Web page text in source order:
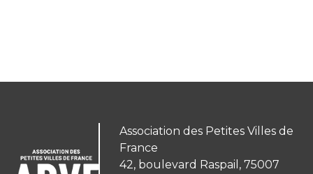
Association des Petites Villes de
France
42, boulevard Raspail, 75007